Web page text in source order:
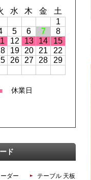
水 木 金
土
1
5 6 7
8
12 13 14
15
19 20 21
22
26 27 28
29
休業日
ド
ダー
テーブル 天板